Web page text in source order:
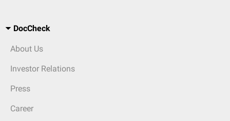
DocCheck
About Us
Investor Relations
Press
Career